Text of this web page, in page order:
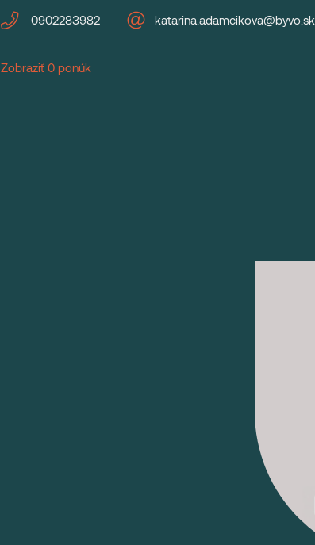
0902283982 katarina.adamcikova@byvo.sk
Zobraziť 0 ponúk